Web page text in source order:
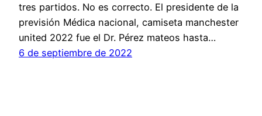
tres partidos. No es correcto. El presidente de la
previsión Médica nacional, camiseta manchester
united 2022 fue el Dr. Pérez mateos hasta…
6 de septiembre de 2022